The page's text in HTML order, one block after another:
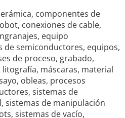
componentes de
conexiones de cable,
equipo
semiconductores, equipos,
de proceso, grabado,
litografía, máscaras, material
obleas, procesos
sistemas de
sistemas de manipulación
sistemas de vacío,